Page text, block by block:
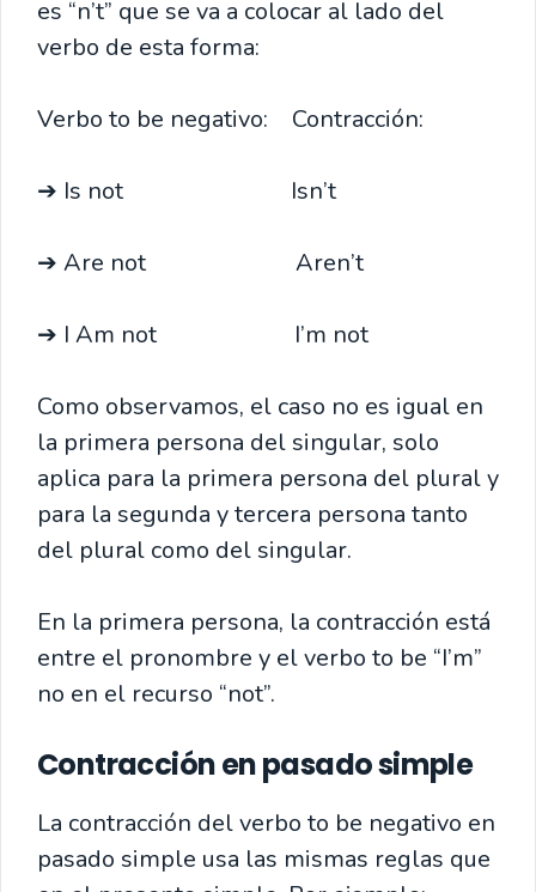
es “n’t” que se va a colocar al lado del
verbo de esta forma:
Verbo to be negativo: Contracción:
➔ Is not Isn’t
➔ Are not Aren’t
➔ I Am not I’m not
Como observamos, el caso no es igual en
la primera persona del singular, solo
aplica para la primera persona del plural y
para la segunda y tercera persona tanto
del plural como del singular.
En la primera persona, la contracción está
entre el pronombre y el verbo to be “I’m”
no en el recurso “not”.
Contracción en pasado simple
La contracción del verbo to be negativo en
pasado simple usa las mismas reglas que